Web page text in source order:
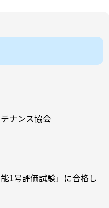
ナンス協会
1号評価試験」に合格し